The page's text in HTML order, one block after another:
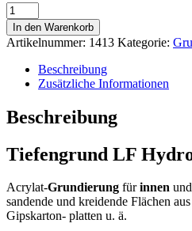
PUFAS
Tiefengrund
LF
Hydrosol-
Acrylat
Menge
In den Warenkorb
Artikelnummer: 1413 Kategorie:
Beschreibung
Zusätzliche Informationen
Beschreibung
Tiefengrund LF
Acrylat-Grundierung fürinnen und
sandende und kreidende Flächen
Gipskarton- platten u. ä.